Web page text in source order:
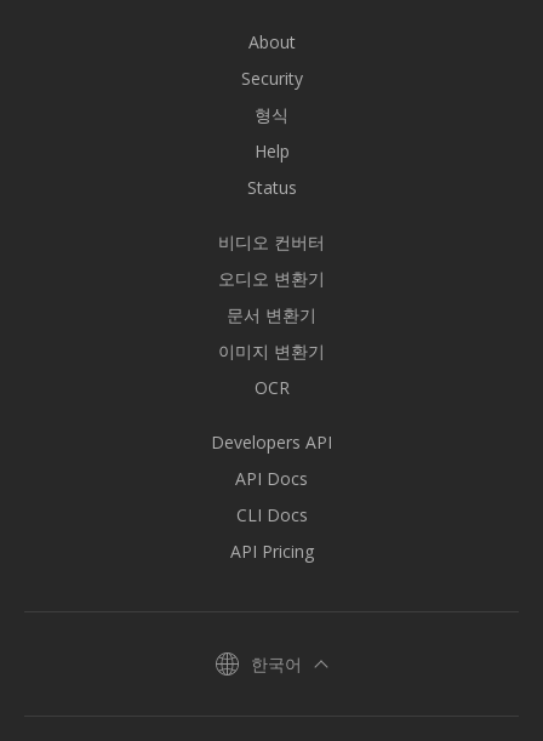
About
Security
형식
Help
Status
비디오 컨버터
오디오 변환기
문서 변환기
이미지 변환기
OCR
Developers API
API Docs
CLI Docs
API Pricing
한국어